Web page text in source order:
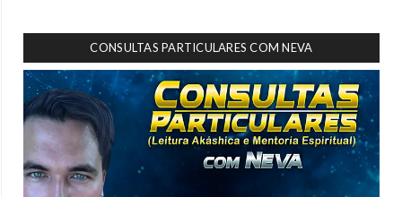
CONSULTAS PARTICULARES COM NEVA